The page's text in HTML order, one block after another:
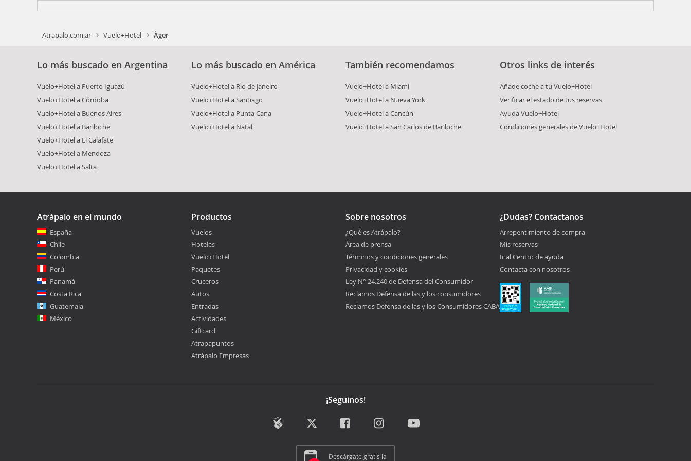
Atrapalo.com.ar Vuelo+Hotel Àger
Lo más buscado en Argentina
Vuelo+Hotel a Puerto Iguazú
Vuelo+Hotel a Córdoba
Vuelo+Hotel a Buenos Aires
Vuelo+Hotel a Bariloche
Vuelo+Hotel a El Calafate
Vuelo+Hotel a Mendoza
Vuelo+Hotel a Salta
Lo más buscado en América
Vuelo+Hotel a Rio de Janeiro
Vuelo+Hotel a Santiago
Vuelo+Hotel a Punta Cana
Vuelo+Hotel a Natal
También recomendamos
Vuelo+Hotel a Miami
Vuelo+Hotel a Nueva York
Vuelo+Hotel a Cancún
Vuelo+Hotel a San Carlos de Bariloche
Otros links de interés
Añade coche a tu Vuelo+Hotel
Verificar el estado de tus reservas
Ayuda Vuelo+Hotel
Condiciones generales de Vuelo+Hotel
Atrápalo en el mundo
España
Chile
Colombia
Perú
Panamá
Costa Rica
Guatemala
México
Productos
Vuelos
Hoteles
Vuelo+Hotel
Paquetes
Cruceros
Autos
Entradas
Actividades
Giftcard
Atrapapuntos
Atrápalo Empresas
Sobre nosotros
¿Qué es Atrápalo?
Área de prensa
Términos y condiciones generales
Privacidad y cookies
Ley N° 24.240 de Defensa del Consumidor
Reclamos Defensa de las y los consumidores
Reclamos Defensa de las y los Consumidores CABA
¿Dudas? Contactanos
Arrepentimiento de compra
Mis reservas
Ir al Centro de ayuda
Contacta con nosotros
¡Seguinos!
Descárgate gratis la